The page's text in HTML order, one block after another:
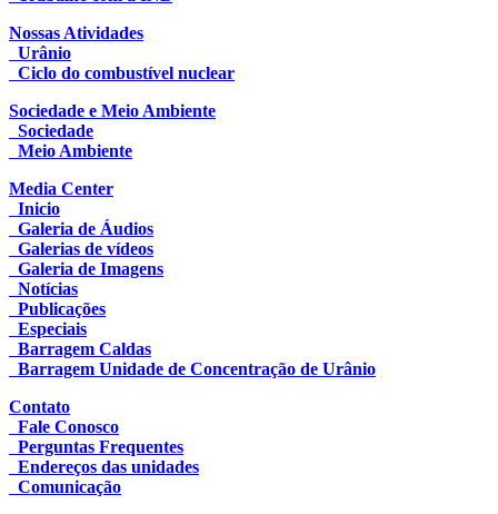
Nossas Atividades
Urânio
Ciclo do combustível nuclear
Sociedade e Meio Ambiente
Sociedade
Meio Ambiente
Media Center
Inicio
Galeria de Áudios
Galerias de vídeos
Galeria de Imagens
Notícias
Publicações
Especiais
Barragem Caldas
Barragem Unidade de Concentração de Urânio
Contato
Fale Conosco
Perguntas Frequentes
Endereços das unidades
Comunicação